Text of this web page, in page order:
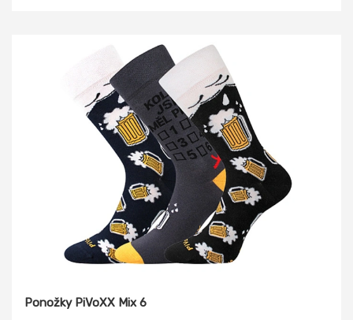
Ponožky PiVoXX Mix 6